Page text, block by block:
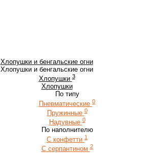
Хлопушки и бенгальские огни
Хлопушки и бенгальские огни
Хлопушки 3
Хлопушки
По типу
Пневматические 0
Пружинные 0
Надувные 0
По наполнителю
С конфетти 1
С серпантином 2